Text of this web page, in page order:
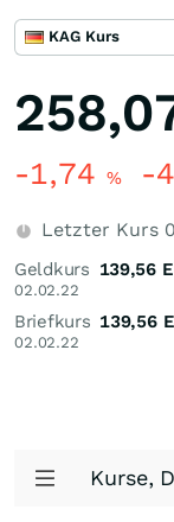
KAG Kurs
-1,74 % -
Letzter Kurs
Geldkurs
02.02.22
139,56
Briefkurs
02.02.22
139,56
Kurse,